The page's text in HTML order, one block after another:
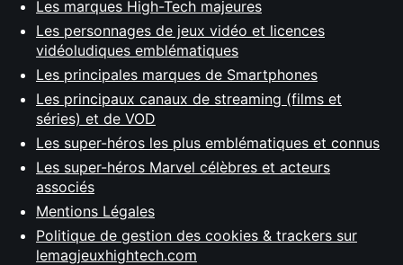
Les marques High-Tech majeures
Les personnages de jeux vidéo et licences
vidéoludiques emblématiques
Les principales marques de Smartphones
Les principaux canaux de streaming (films et
séries) et de VOD
Les super-héros les plus emblématiques et connus
Les super-héros Marvel célèbres et acteurs
associés
Mentions Légales
Politique de gestion des cookies & trackers sur
lemagjeuxhightech.com